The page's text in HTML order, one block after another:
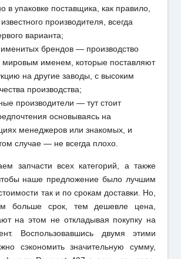
в упаковке поставщика, как правило,
производителя, всегда
варианта;
брендов — производство
мировым именем, которые поставляют
на другие заводы, с высоким
производства;
производители — тут стоит
основываясь на
менеджеров или знакомых, и
случае — не всегда плохо.
запчасти всех категорий, а также
наше предложение было лучшим
так и по срокам доставки. Но,
больше срок, тем дешевле цена,
на этом не откладывая покупку на
Воспользовавшись двумя этими
сэкономить значительную сумму,